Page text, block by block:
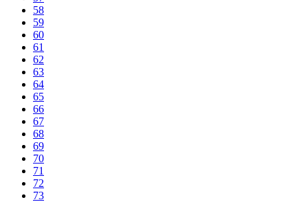
58
59
60
61
62
63
64
65
66
67
68
69
70
71
72
73